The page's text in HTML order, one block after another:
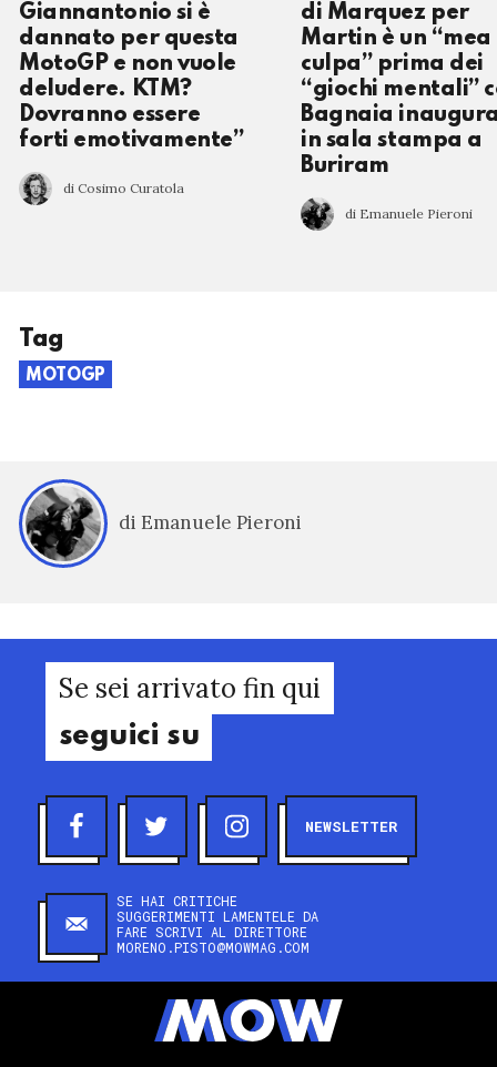
Giannantonio si è
dannato per questa
MotoGP e non vuole
deludere. KTM?
Dovranno essere
forti emotivamente”
di Cosimo Curatola
di Marquez per
Martin è un “mea
culpa” prima dei
“giochi mentali”
Bagnaia
in sala stampa a
Buriram
di Emanuele Pieroni
Tag
MOTOGP
di Emanuele Pieroni
Se sei arrivato fin qui
seguici su
NEWSLETTER
SE HAI CRITICHE
SUGGERIMENTI LAMENTELE DA
FARE SCRIVI AL DIRETTORE
MORENO.PISTO@MOWMAG.COM